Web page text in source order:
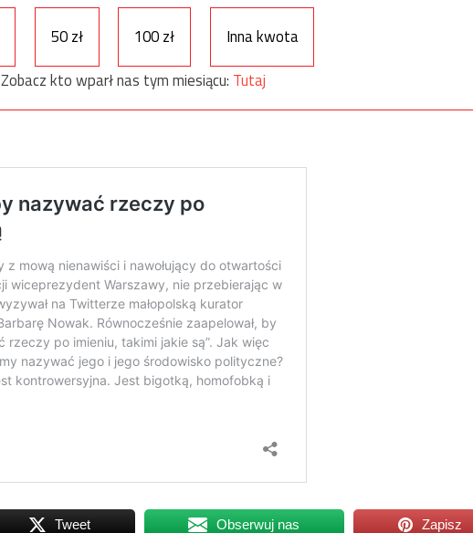
50 zł 100 zł
Inna kwota
Zobacz kto wparł nas tym miesiącu: Tutaj
Tweet Obserwuj nas Zapisz